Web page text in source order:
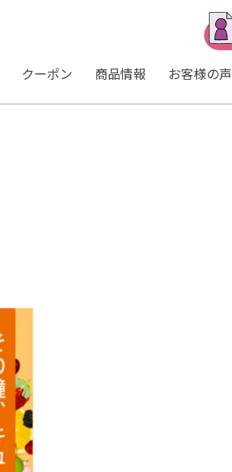
クーポン 商品情報 お客様の声